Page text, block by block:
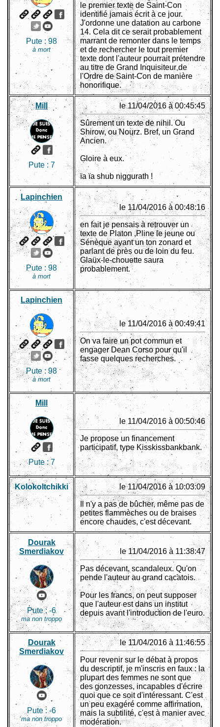
Pute : 98
à mort
le premier texte de Saint-Con
identifié jamais écrit à ce jour.
J'ordonne une datation au carbone
14. Cela dit ce serait probablement
marrant de remonter dans le temps
et de rechercher le tout premier
texte dont l'auteur pourrait prétendre
au titre de Grand Inquisiteur de
l'Ordre de Saint-Con de manière
honorifique.
Mill
Pute : 7
le 11/04/2016 à 00:45:45
Sûrement un texte de nihil. Ou
Shirow, ou Nourz. Bref, un Grand
Ancien.
Gloire à eux.
ïa ïa shub niggurath !
Lapinchien
Pute : 98
à mort
le 11/04/2016 à 00:48:16
en fait je pensais à retrouver un
texte de Platon ,Pline le jeune ou
Sénèque ayant un ton zonard et
parlant de près ou de loin du feu.
Glaüx-le-chouette saura
probablement.
Lapinchien
Pute :98
à mort
le 11/04/2016 à 00:49:41
On va faire un pot commun et
engager Dean Corso pour qu'il
fasse quelques recherches.
Mill
Pute :7
le 11/04/2016 à 00:50:46
Je propose un financement
participatif, type Kisskissbankbank.
Kolokoltchikki le 11/04/2016 à 10:03:09
Il n'y a pas de bûcher, même pas de
petites flammèches ou de braises
encore chaudes, c'est décevant.
Dourak
Smerdiakov
Pute :-6
ma non troppo
le 11/04/2016 à 11:38:47
Pas décevant, scandaleux. Qu'on
pende l'auteur au grand cacatois.
Pour les francs, on peut supposer
que l'auteur est dans un institut
depuis avant l'introduction de l'euro.
Dourak
Smerdiakov
Pute :-6
ma non troppo
le 11/04/2016 à 11:46:55
Pour revenir sur le débat à propos
du descriptif, je m'inscris en faux : la
plupart des femmes ne sont que
des gonzesses, incapables d'écrire
quoi que ce soit d'intéressant. C'est
un peu exagéré comme affirmation,
mais la subtilité, c'est à manier avec
modération.